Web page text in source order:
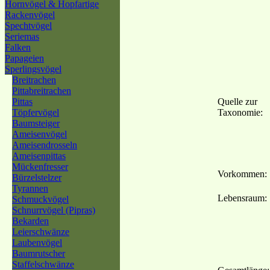
Hornvögel & Hopfartige
Rackenvögel
Spechtvögel
Seriemas
Falken
Papageien
Sperlingsvögel
Breitrachen
Pittabreitrachen
Pittas
Töpfervögel
Baumsteiger
Ameisenvögel
Ameisendrosseln
Ameisenpittas
Mückenfresser
Bürzelstelzer
Tyrannen
Schmuckvögel
Schnurrvögel (Pipras)
Bekarden
Leierschwänze
Laubenvögel
Baumrutscher
Staffelschwänze
Quelle zur
Taxonomie:
Vorkommen:
Lebensraum: